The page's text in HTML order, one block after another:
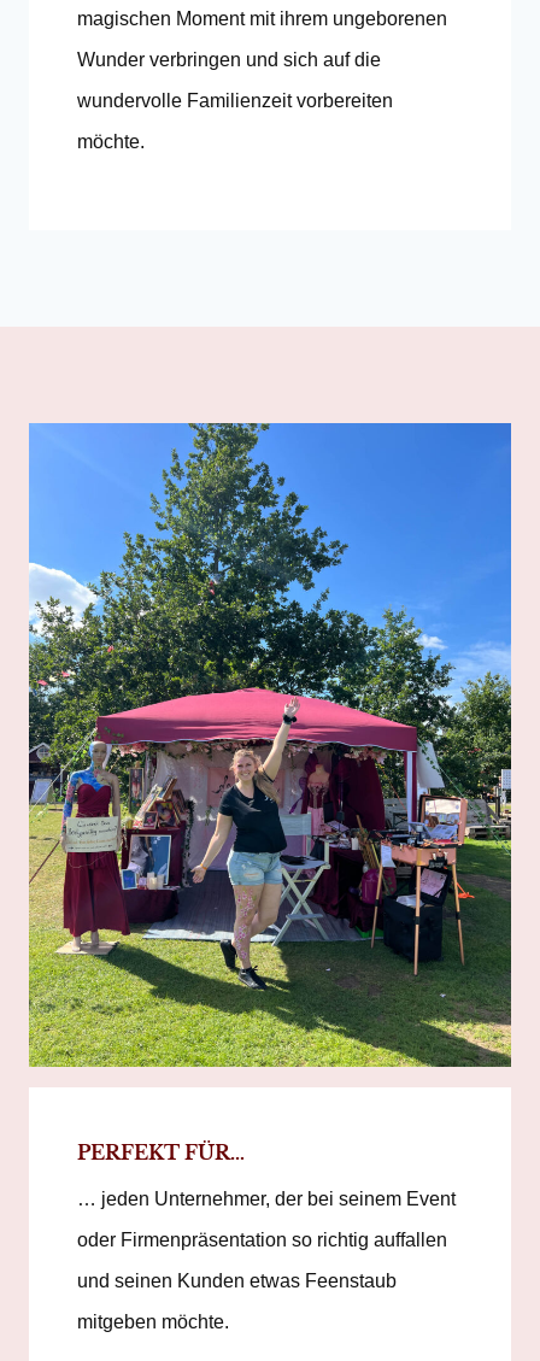
magischen Moment mit ihrem ungeborenen
Wunder verbringen und sich auf die
wundervolle Familienzeit vorbereiten
möchte.
PERFEKT FÜR…
… jeden Unternehmer, der bei seinem Event
oder Firmenpräsentation so richtig auffallen
und seinen Kunden etwas Feenstaub
mitgeben möchte.